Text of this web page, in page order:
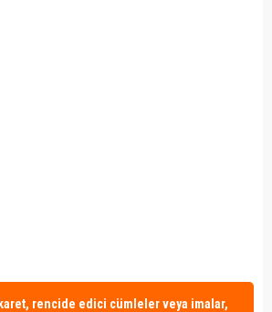
rencide edici cümleler veya imalar,